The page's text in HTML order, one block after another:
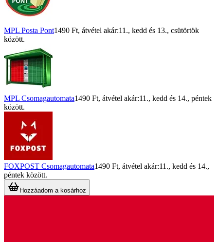
MPL Posta Pont1490 Ft, átvétel akár:11., kedd és 13., csütörtök
között.
MPL Csomagautomata1490 Ft, átvétel akár:11., kedd és 14., péntek
között.
FOXPOST Csomagautomata1490 Ft, átvétel akár:11., kedd és 14.,
péntek között.
Hozzáadom a kosárhoz